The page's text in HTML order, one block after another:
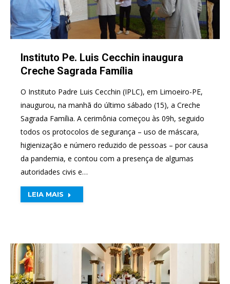
Instituto Pe. Luis Cecchin inaugura
Creche Sagrada Família
O Instituto Padre Luis Cecchin (IPLC), em Limoeiro-PE,
inaugurou, na manhã do último sábado (15), a Creche
Sagrada Família. A cerimônia começou às 09h, seguido
todos os protocolos de segurança – uso de máscara,
higienização e número reduzido de pessoas – por causa
da pandemia, e contou com a presença de algumas
autoridades civis e…
LEIA MAIS